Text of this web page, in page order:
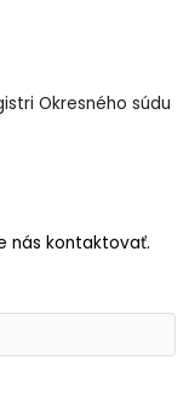
Okresného súdu
nás kontaktovať.